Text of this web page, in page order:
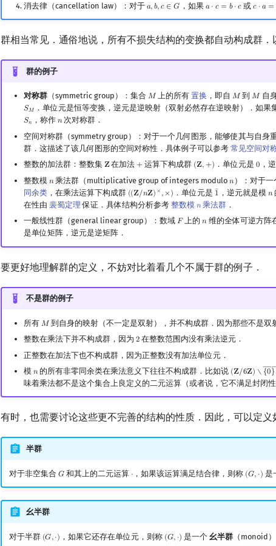
消去律（cancellation law）：对于 𝑎,𝑏,𝑐 ∈ 𝐺
a, b, c∈G ，如果 𝑎⋅ 𝑐 = 𝑏 ⋅𝑐
a⋅ c =b⋅c 或 𝑐 ⋅𝑎 =
c⋅ a =c ⋅b
群相当常见．通俗地说，所有不损失结构的变换都自动构成群．
群的例子
对称群（symmetric group）：集合 𝑀
M 上的所有 置换 ，即自 𝑀
M 到𝑀
M 自
𝑆𝑀
SM ．单位元是恒等变换，逆元是逆映射（双射必然存在逆映射）．如果
𝑆𝑛
Sn ，称作 𝑛
n次对称群．
空间对称群（symmetry group）：对于一个几何图形，能够使其与自身
群．这描述了该几何图形的空间对称性．具体例子可以参考 常见空间对
整数的加法群：整数集 𝐙
Z在加法 +
+ 运算下构成群 (𝐙, +)
(Z,+ ) ．单位元是0
0 ，
整数模 𝑛
n乘法群（multiplicative group of integers modulo𝑛
n）：对于一
同余类，在乘法运算下构成群 ((𝐙/𝑛𝐙) × , ×)
((Z/nZ)× ,× ) ．单位元是 ¯
1
1 ，逆元就是模 𝑛
n
在性由 裴蜀定理 保证．具体结构分析参考 整数模 𝑛
n乘法群 ．
一般线性群（general linear group）：数域 𝐹
F 上的𝑛
n维的全体可逆方阵
是单位矩阵，逆元是逆矩阵．
要更好地理解群的定义，不妨对比着看几个不属于群的例子．
不是群的例子
所有 𝑀
M 到自身的映射（不一定是双射），并不构成群．因为那些不是双
整数在乘法下并不构成群，因为 2
2在整数范围内没有乘法逆元．
正整数在加法下也不构成群，因为正整数没有加法单位元．
模 𝑛
n的所有非零同余类在乘法意义下往往不构成群．比如说 (𝐙/6𝐙) ∖ {0}
(Z/6Z)∖ {0 ―}
味着乘法都不是这个集合上良定义的二元运算（或者说，它不满足封闭性
有时，也需要讨论这些更不完善的结构的性质．因此，可以定义
半群
对于非空集合 𝐺
G和其上的二元运算 ⋅⋅ ，如果该运算满足结合律，则称 (𝐺, ⋅)
(G,⋅) 是
幺半群
对于半群 (𝐺,⋅)
(G,⋅) ，如果它还存在单位元，则称 (𝐺, ⋅)
(G,⋅) 是一个幺半群 （monoid）